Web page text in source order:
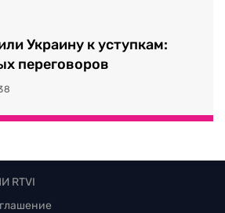
Украину к уступкам:
переговоров
RTVI